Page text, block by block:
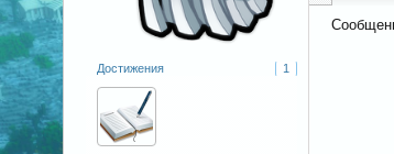
Достижения 1